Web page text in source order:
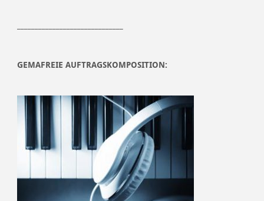
GEMAFREIE AUFTRAGSKOMPOSITION: